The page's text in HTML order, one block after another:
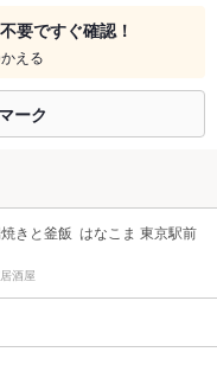
要ですぐ確認！
える
ーク
きと釜飯 はなこま 東京駅前
酒屋